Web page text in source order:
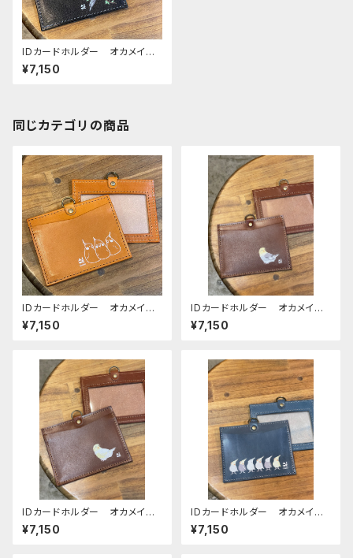
IDカードホルダー オカメイン
コ 枝の上2羽 ブラック ルチ
ノー ノーマル （ストラップな
¥7,150
同じカテゴリの商品
IDカードホルダー オカメイン
コ オカメ3兄弟 キャメル
（ストラップなし） おかめいんこ
¥7,150
IDカードホルダー オカメイン
コ ノーマル ブラウン Brow
n （ストラップなし） 栃木レザ
¥7,150
IDカードホルダー オカメイン
コ ルチノー ブラウン Brow
n （ストラップなし） 栃木レザ
¥7,150
IDカードホルダー オカメイン
コ navy ネイビー ぽわん
シリーズ おかめいんこ 栃木
¥7,150